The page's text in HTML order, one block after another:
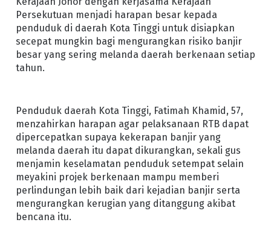
Persekutuan menjadi harapan besar kepada
penduduk di daerah Kota Tinggi untuk disiapkan
secepat mungkin bagi mengurangkan risiko banjir
besar yang sering melanda daerah berkenaan setiap
tahun.
Penduduk daerah Kota Tinggi, Fatimah Khamid, 57,
menzahirkan harapan agar pelaksanaan RTB dapat
dipercepatkan supaya kekerapan banjir yang
melanda daerah itu dapat dikurangkan, sekali gus
menjamin keselamatan penduduk setempat selain
meyakini projek berkenaan mampu memberi
perlindungan lebih baik dari kejadian banjir serta
mengurangkan kerugian yang ditanggung akibat
bencana itu.